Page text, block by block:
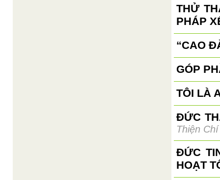
THỬ
PHÁP
“CAO
GÓP
TÔI LÀ
ĐỨC
Thiện Chí
ĐỨC
HOẠT